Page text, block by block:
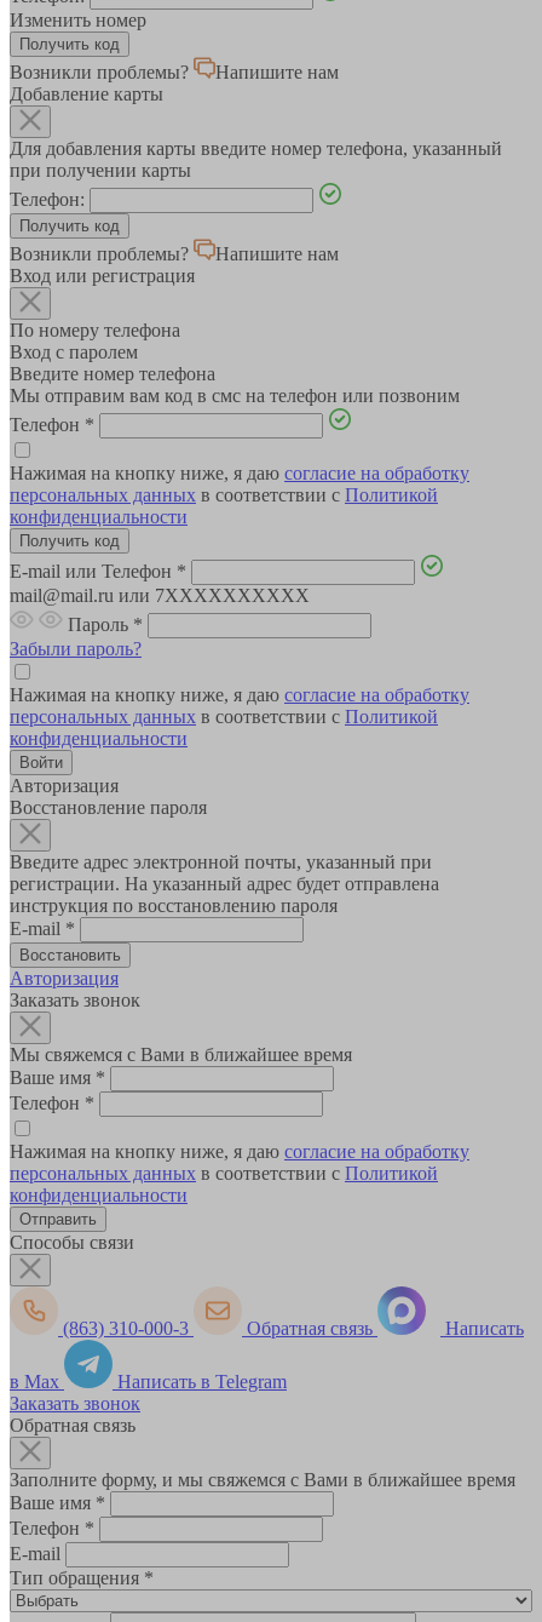
Изменить номер
Возникли проблемы?
Напишите нам
Добавление карты
Для добавления карты введите номер телефона, указанный
при получении карты
Телефон:
Возникли проблемы?
Напишите нам
Вход или регистрация
По номеру телефона
Вход с паролем
Введите номер телефона
Мы отправим вам код в смс на телефон или позвоним
Телефон *
Нажимая на кнопку ниже, я даю согласие на обработку
персональных данных в соответствии с Политикой
конфиденциальности
E-mail или Телефон *
mail@mail.ru или 7XXXXXXXXXX
Пароль *
Забыли пароль?
Нажимая на кнопку ниже, я даю согласие на обработку
персональных данных в соответствии с Политикой
конфиденциальности
Авторизация
Восстановление пароля
Введите адрес электронной почты, указанный при
регистрации. На указанный адрес будет отправлена
инструкция по восстановлению пароля
E-mail *
Авторизация
Заказать звонок
Мы свяжемся с Вами в ближайшее время
Ваше имя *
Телефон *
Нажимая на кнопку ниже, я даю согласие на обработку
персональных данных в соответствии с Политикой
конфиденциальности
Способы связи
(863) 310-000-3 Обратная связь Написать
в Max
Написать в Telegram
Заказать звонок
Обратная связь
Заполните форму, и мы свяжемся с Вами в ближайшее время
Ваше имя *
Телефон *
E-mail
Тип обращения *